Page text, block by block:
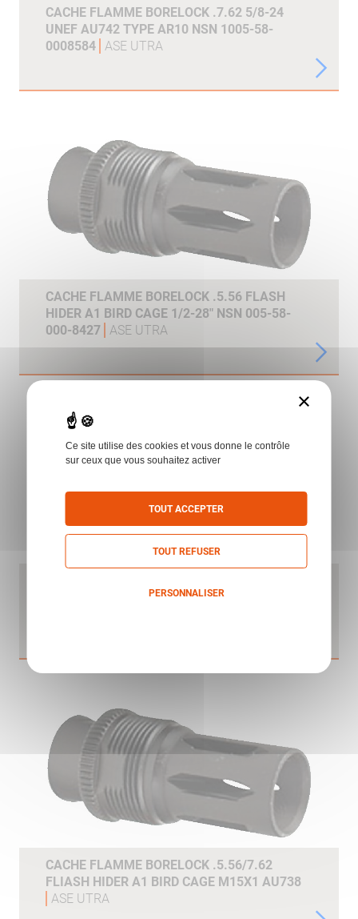
CACHE FLAMME BORELOCK .7.62 5/8-24
UNEF AU742 TYPE AR10 NSN 1005-58-
0008584 ASE UTRA
CACHE FLAMME BORELOCK .5.56 FLASH
HIDER A1 BIRD CAGE 1/2-28" NSN 005-58-
000-8427
ASE UTRA
HIDER 3/4"X24 POUR M10A1 CQB CSASS
CACHE FLAMME BORELOCK .5.56/7.62
FLIASH HIDER A1 BIRD CAGE M15X1 AU738
ASE UTRA
×
Ce site utilise des cookies et vous donne le contrôle
sur ceux que vous souhaitez activer
TOUT ACCEPTER
TOUT REFUSER
PERSONNALISER